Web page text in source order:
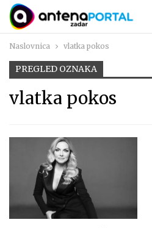
Naslovnica vlatka pokos
PREGLED OZNAKA
vlatka pokos